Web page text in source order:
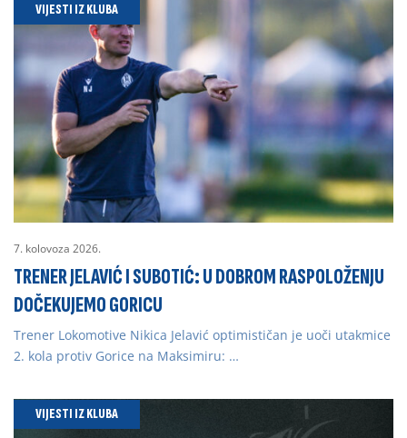
VIJESTI IZ KLUBA
7. kolovoza 2026.
TRENER JELAVIĆ I SUBOTIĆ: U DOBROM RASPOLOŽENJU
DOČEKUJEMO GORICU
Trener Lokomotive Nikica Jelavić optimističan je uoči utakmice
2. kola protiv Gorice na Maksimiru: …
VIJESTI IZ KLUBA